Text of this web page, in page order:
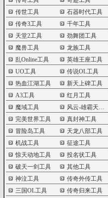
传世工具
石器时代工具
传奇3工具
千年工具
天堂2工具
劲舞团工具
魔兽工具
龙族工具
乱Online工具
英雄王座工具
UO工具
传说OL工具
热血江湖工具
新天上碑工具
A3工具
红月工具
魔域工具
风云-雄霸天下工具
完美世界工具
真封神工具
冒险岛工具
天龙八部工具
机战工具
征途工具
惊天动地工具
投名状工具
破天一剑工具
其他工具
神泣工具
传奇外传工具
三国OL工具
传奇归来工具